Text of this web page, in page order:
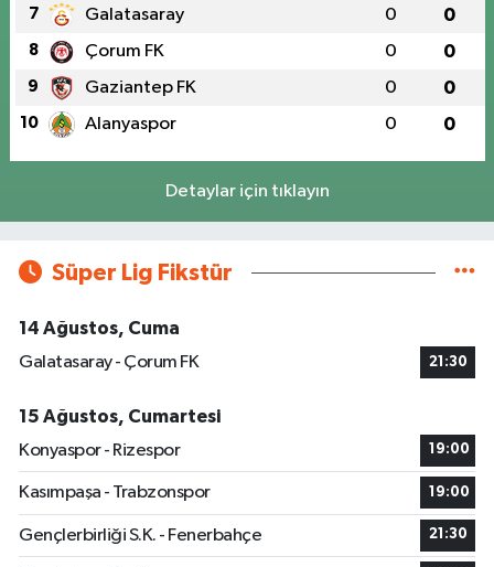
7 Galatasaray 0 0
8 Çorum FK 0 0
9 Gaziantep FK 0 0
10 Alanyaspor 0 0
Detaylar için tıklayın
Süper Lig Fikstür
14 Ağustos, Cuma
Galatasaray - Çorum FK
21:30
15 Ağustos, Cumartesi
Konyaspor - Rizespor
19:00
Kasımpaşa - Trabzonspor 19:00
Gençlerbirliği S.K. - Fenerbahçe 21:30